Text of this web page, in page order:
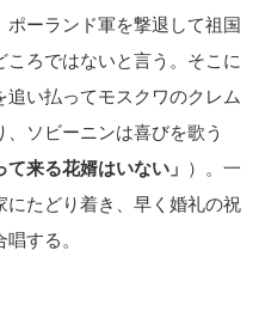
ポーランド軍を撃退して祖国
ろではないと言う。そこに
い払ってモスクワのクレム
ソビーニンは喜びを歌う
て来る花婿はいない」 ）。一
にたどり着き、早く婚礼の祝
する。